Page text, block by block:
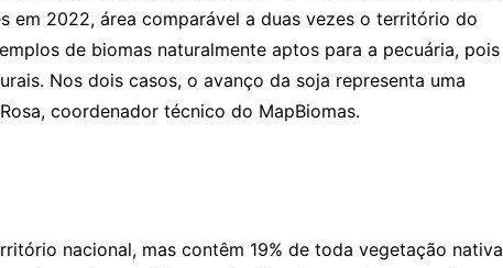
em 2022, área comparável a duas vezes o território do
de biomas naturalmente aptos para a pecuária, pois
Nos dois casos, o avanço da soja representa uma
coordenador técnico do MapBiomas.
nacional, mas contêm 19% de toda vegetação nativa